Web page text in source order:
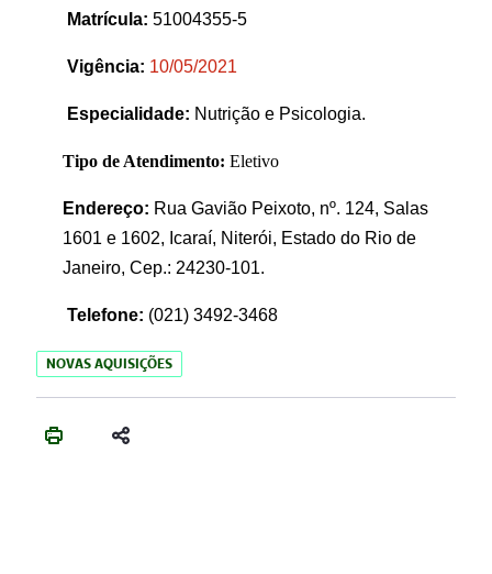
Matrícula: 51004355-5
Vigência: 10/05/2021
Especialidade: Nutrição e Psicologia.
Tipo de Atendimento: Eletivo
Endereço: Rua Gavião Peixoto, nº. 124, Salas
1601 e 1602, Icaraí, Niterói, Estado do Rio de
Janeiro, Cep.: 24230-101.
Telefone: (021) 3492-3468
NOVAS AQUISIÇÕES